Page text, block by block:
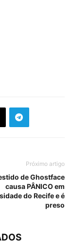
Próximo artigo
de Ghostface
causa PÂNICO em
do Recife e é
preso